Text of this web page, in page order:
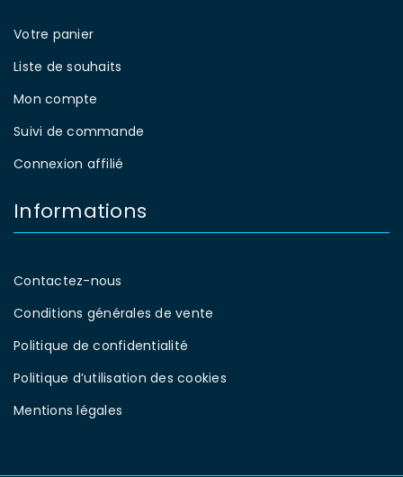
Votre panier
Liste de souhaits
Mon compte
Suivi de commande
Connexion affilié
Informations
Contactez-nous
Conditions générales de vente
Politique de confidentialité
Politique d’utilisation des cookies
Mentions légales